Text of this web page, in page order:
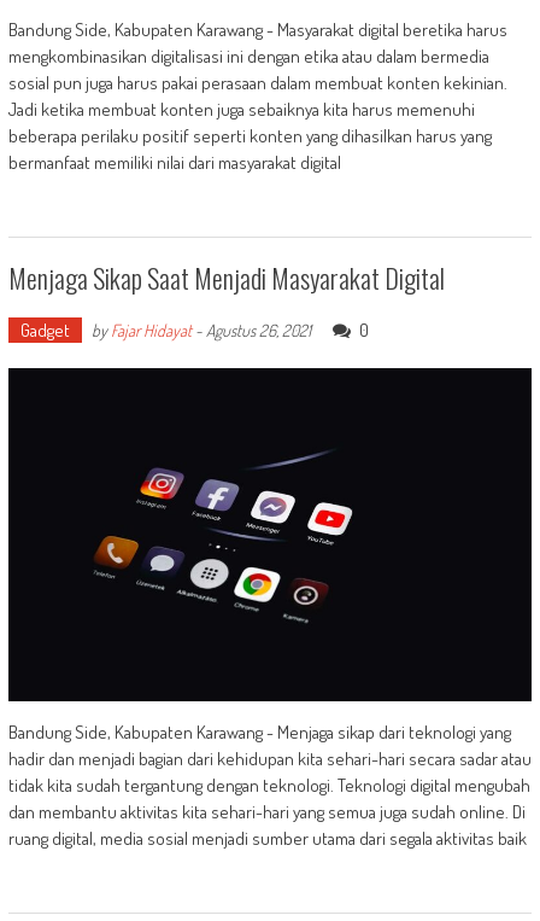
Bandung Side, Kabupaten Karawang - Masyarakat digital beretika harus
mengkombinasikan digitalisasi ini dengan etika atau dalam bermedia
sosial pun juga harus pakai perasaan dalam membuat konten kekinian.
Jadi ketika membuat konten juga sebaiknya kita harus memenuhi
beberapa perilaku positif seperti konten yang dihasilkan harus yang
bermanfaat memiliki nilai dari masyarakat digital
Menjaga Sikap Saat Menjadi Masyarakat Digital
Gadget byFajar Hidayat- Agustus 26, 2021 0
Bandung Side, Kabupaten Karawang - Menjaga sikap dari teknologi yang
hadir dan menjadi bagian dari kehidupan kita sehari-hari secara sadar atau
tidak kita sudah tergantung dengan teknologi. Teknologi digital mengubah
dan membantu aktivitas kita sehari-hari yang semua juga sudah online. Di
ruang digital, media sosial menjadi sumber utama dari segala aktivitas baik